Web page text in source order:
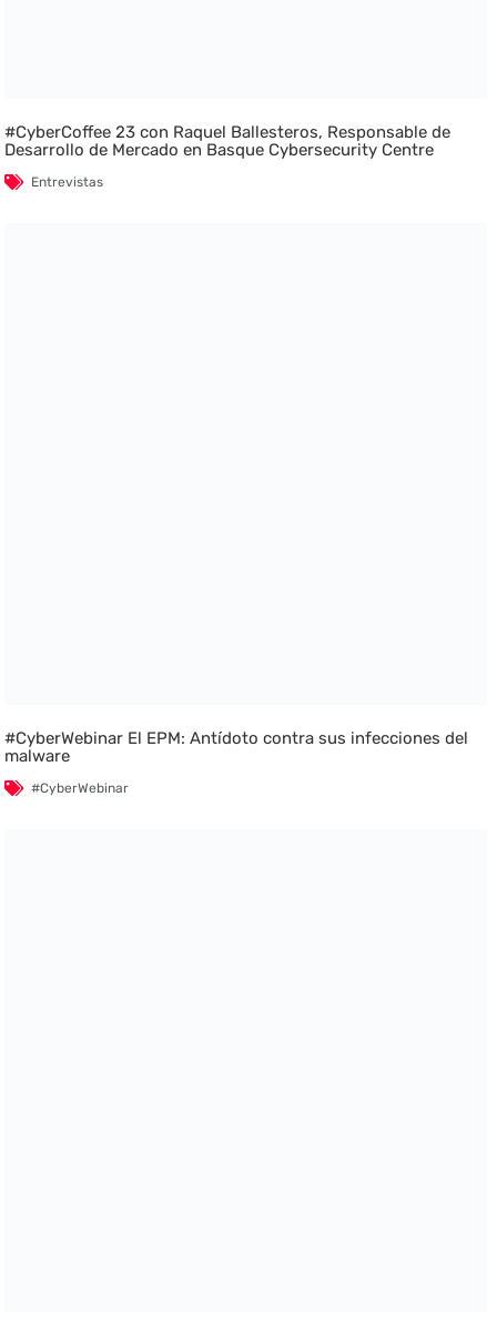
#CyberCoffee 23 con Raquel Ballesteros, Responsable de
Desarrollo de Mercado en Basque Cybersecurity Centre
Entrevistas
#CyberWebinar El EPM: Antídoto contra sus infecciones del
malware
#CyberWebinar